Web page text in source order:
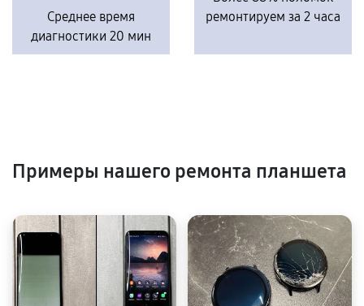
Среднее время
диагностики 20 мин
ремонтируем за 2 часа
Примеры нашего ремонта планшета